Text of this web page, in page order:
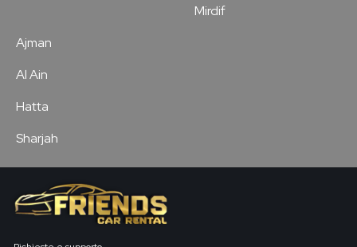
Mirdif
Ajman
Al Ain
Hatta
Sharjah